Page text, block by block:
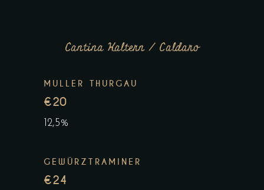
Cantina Kaltern / Caldaro
MULLER THURGAU
€20
12,5%
GEWÜRZTRAMINER
€24